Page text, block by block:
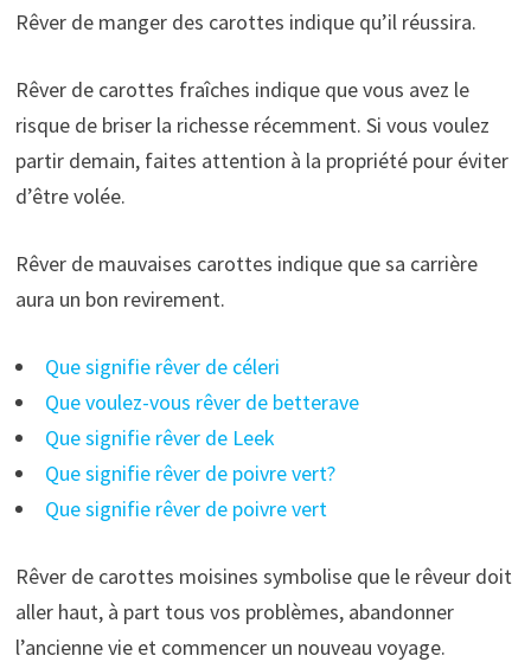
Rêver de manger des carottes indique qu’il réussira.
Rêver de carottes fraîches indique que vous avez le
risque de briser la richesse récemment. Si vous voulez
partir demain, faites attention à la propriété pour éviter
d’être volée.
Rêver de mauvaises carottes indique que sa carrière
aura un bon revirement.
Que signifie rêver de céleri
Que voulez-vous rêver de betterave
Que signifie rêver de Leek
Que signifie rêver de poivre vert?
Que signifie rêver de poivre vert
Rêver de carottes moisines symbolise que le rêveur doit
aller haut, à part tous vos problèmes, abandonner
l’ancienne vie et commencer un nouveau voyage.